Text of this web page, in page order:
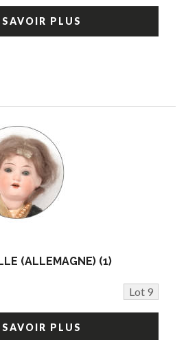
SAVOIR PLUS
(ALLEMAGNE) (1)
Lot 9
SAVOIR PLUS